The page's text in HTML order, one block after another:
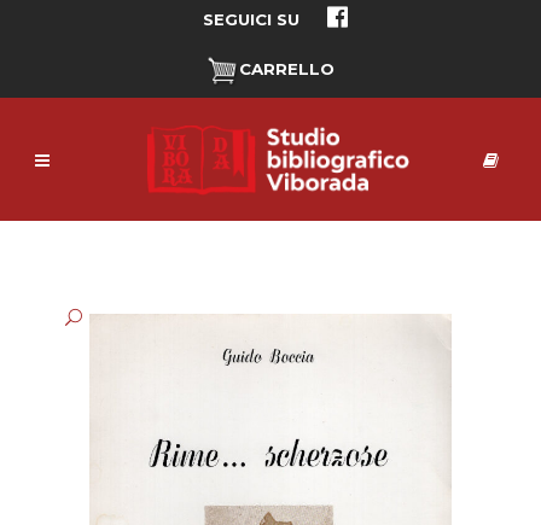
SEGUICI SU
CARRELLO